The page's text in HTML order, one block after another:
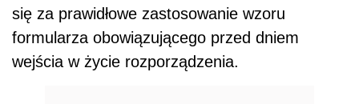
się za prawidłowe zastosowanie wzoru
formularza obowiązującego przed dniem
wejścia w życie rozporządzenia.